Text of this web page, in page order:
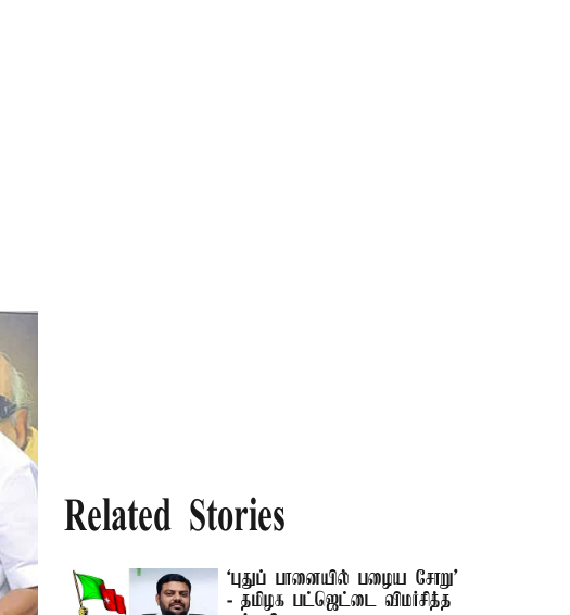
Related Stories
‘புதுப் பானையில் பழைய சோறு'
- தமிழக பட்ஜெட்டை விமர்சித்த